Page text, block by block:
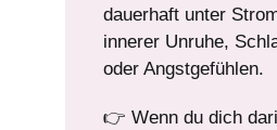
dauerhaft unter
innerer Unruhe,
oder Angstgefühlen.
👉 Wenn du dich